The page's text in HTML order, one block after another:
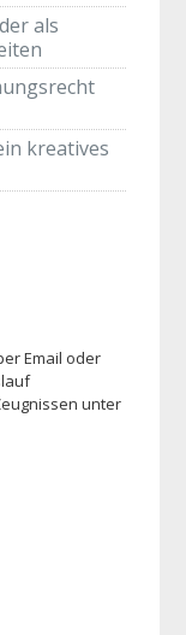
als
kreatives
Email oder
unter